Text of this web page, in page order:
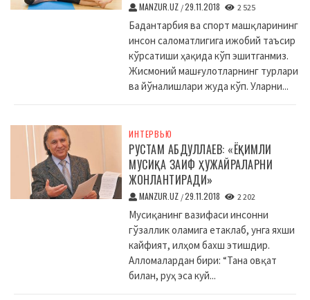
MANZUR.UZ /29.11.2018 2 525
Бадантарбия ва спорт машқларининг
инсон саломатлигига ижобий таъсир
кўрсатиши ҳақида кўп эшитганмиз.
Жисмоний машғулотларнинг турлари
ва йўналишлари жуда кўп. Уларни...
ИНТЕРВЬЮ
РУСТАМ АБДУЛЛАЕВ: «ЁҚИМЛИ
МУСИҚА ЗАИФ ҲУЖАЙРАЛАРНИ
ЖОНЛАНТИРАДИ»
MANZUR.UZ /29.11.2018 2 202
Мусиқанинг вазифаси инсонни
гўзаллик оламига етаклаб, унга яхши
кайфият, илҳом бахш этишдир.
Алломалардан бири: “Тана овқат
билан, руҳ эса куй...